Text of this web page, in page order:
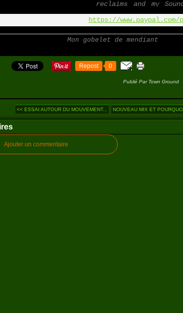
reclaims and my
all
https://www.paypal.com/
Mon gobelet de mendiant
Repost 0
Publié Par Town Ground
<< ESSAI AUTOUR DU MOUVEMENT... NOUVEAU MIX ET
Ajouter un commentaire